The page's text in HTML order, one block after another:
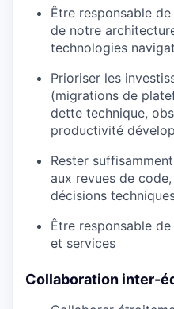
Être responsable
de notre
technologies
Prioriser les
(migrations de
dette technique,
productivité
Rester
aux revues de
décisions
Être responsable
et services
Collaboration inter-